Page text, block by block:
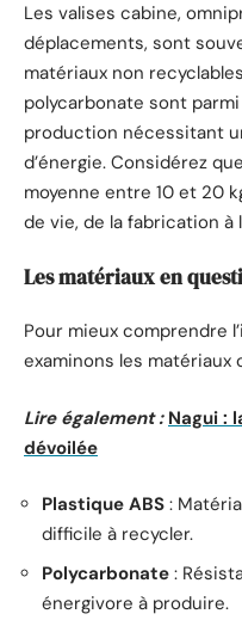
Les valises cabine,
déplacements, sont
matériaux non
polycarbonate sont
production nécessitant
d’énergie. Considérez
moyenne entre 10 et 20
de vie, de la fabrication à
Les matériaux en
Pour mieux comprendre
examinons les matériaux
Lire également : Nagui :
dévoilée
Plastique ABS :
difficile à recycler.
Polycarbonate :
énergivore à produire.